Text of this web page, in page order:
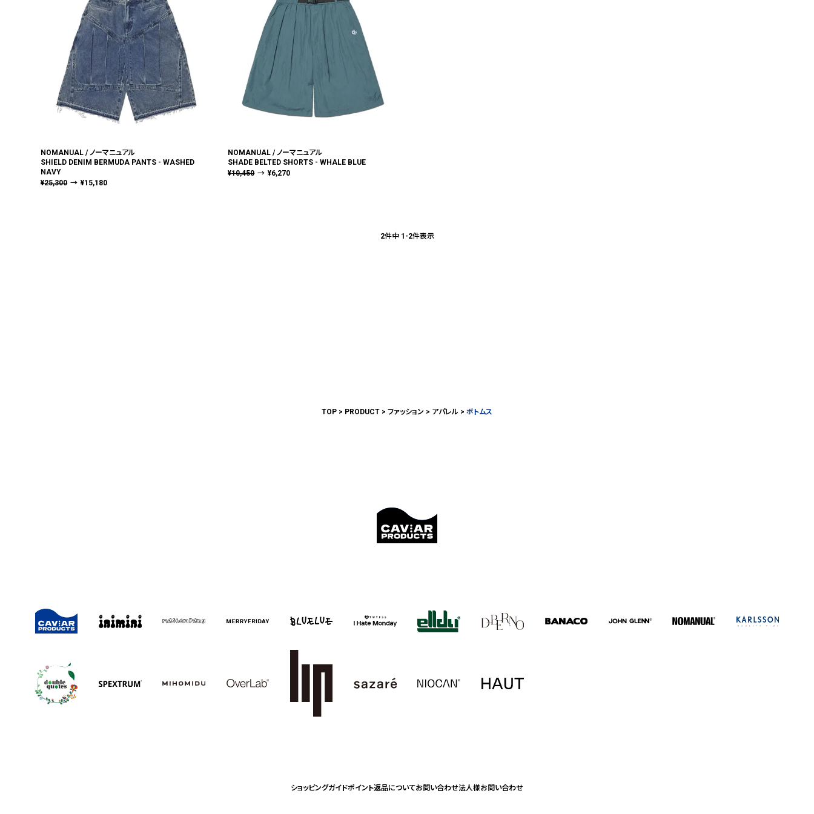
NOMANUAL / ノーマニュアル
SHIELD DENIM BERMUDA PANTS - WASHED
NAVY
¥25,300 → ¥15,180
NOMANUAL / ノーマニュアル
SHADE BELTED SHORTS - WHALE BLUE
¥10,450 → ¥6,270
2件中 1 -2件表示
TOP PRODUCT ファッション アパレル ボトムス
ショッピングガイドポイント返品についてお問い合わせ法人様お問い合わせ